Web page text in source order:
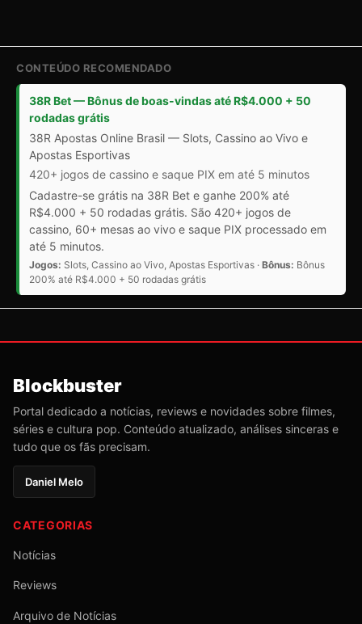
CONTEÚDO RECOMENDADO
38R Bet — Bônus de boas-vindas até R$4.000 + 50
rodadas grátis
38R Apostas Online Brasil — Slots, Cassino ao Vivo e
Apostas Esportivas
420+ jogos de cassino e saque PIX em até 5 minutos
Cadastre-se grátis na 38R Bet e ganhe 200% até
R$4.000 + 50 rodadas grátis. São 420+ jogos de
cassino, 60+ mesas ao vivo e saque PIX processado em
até 5 minutos.
Jogos: Slots, Cassino ao Vivo, Apostas Esportivas · Bônus: Bônus
200% até R$4.000 + 50 rodadas grátis
Blockbuster
Portal dedicado a notícias, reviews e novidades sobre filmes,
séries e cultura pop. Conteúdo atualizado, análises sinceras e
tudo que os fãs precisam.
Daniel Melo
CATEGORIAS
Notícias
Reviews
Arquivo de Notícias